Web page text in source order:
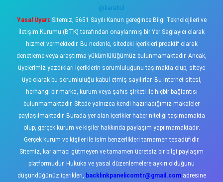
@karabul
Yasal Uyarı:Sitemiz, 5651 Sayılı Kanun gereğince Bilgi Teknolojileri ve
İletişim Kurumu (BTK) tarafından onaylanmış bir Yer Sağlayıcı olarak
hizmet vermektedir. Bu nedenle, sitedeki içerikleri proaktif olarak
denetleme veya araştırma yükümlülüğümüz bulunmamaktadır. Ancak,
üyelerimiz yazdıkları içeriklerin sorumluluğunu taşımakta olup, siteye
üye olarak bu sorumluluğu kabul etmiş sayılırlar. Bu internet sitesi,
herhangi bir marka, kurum veya şahıs şirketi ile hiçbir bağlantısı
bulunmamaktadır. Sitede yalnızca kendi hazırladığımız makaleler
paylaşılmaktadır. Burada yer alan içerikler haber niteliği taşımamakta
olup, gerçek kurum ve kişiler hakkında paylaşım yapılmamaktadır.
Gerçek kurum ve kişiler ile isim benzerlikleri tamamen tesadüfidir.
Sitemiz, kar amacı gütmeyen ve tamamen ücretsiz bir bilgi paylaşım
platformudur. Hukuka ve yasal düzenlemelere aykırı olduğunu
düşündüğünüz içerikleri, backlinkpanelicomtr@gmail.comadresine